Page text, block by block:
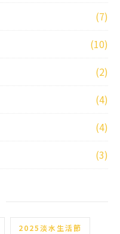
(7)
(10)
(2)
(4)
(4)
(3)
2025淡水生活節